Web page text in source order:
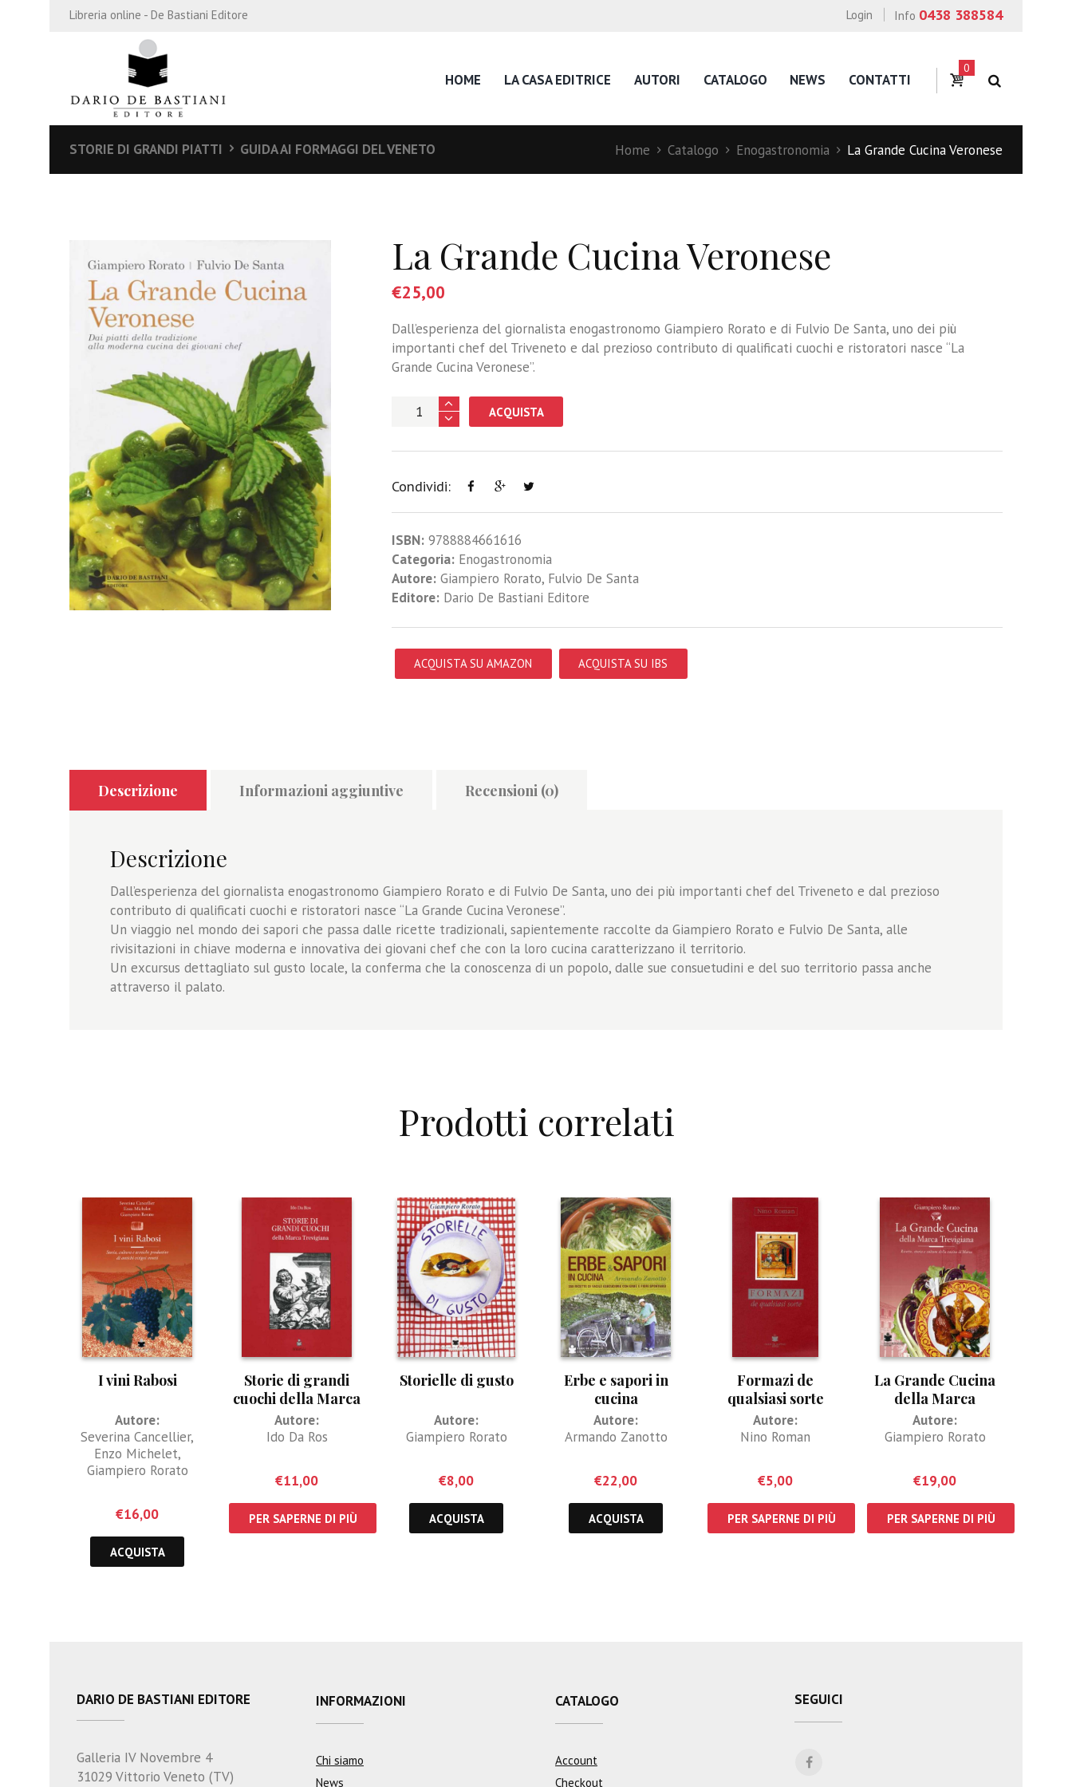
Libreria online - De Bastiani Editore Info 0438 388584
Login
HOME LA CASA EDITRICE AUTORI CATALOGO NEWS CONTATTI
0
STORIE DI GRANDI PIATTI GUIDA AI FORMAGGI DEL VENETO Home Catalogo Enogastronomia La Grande Cucina Veronese
La Grande Cucina Veronese
€25,00
Dall’esperienza del giornalista enogastronomo Giampiero Rorato e di Fulvio De Santa, uno dei più
importanti chef del Triveneto e dal prezioso contributo di qualificati cuochi e ristoratori nasce “La
Grande Cucina Veronese”.
ACQUISTA
Condividi:
ISBN: 9788884661616
Categoria: Enogastronomia
Autore: Giampiero Rorato, Fulvio De Santa
Editore:Dario De Bastiani Editore
ACQUISTA SU AMAZON ACQUISTA SU IBS
Descrizione Informazioni aggiuntive Recensioni (0)
Descrizione
Dall’esperienza del giornalista enogastronomo Giampiero Rorato e di Fulvio De Santa, uno dei più importanti chef del Triveneto e dal prezioso
contributo di qualificati cuochi e ristoratori nasce “La Grande Cucina Veronese”.
Un viaggio nel mondo dei sapori che passa dalle ricette tradizionali, sapientemente raccolte da Giampiero Rorato e Fulvio De Santa, alle
rivisitazioni in chiave moderna e innovativa dei giovani chef che con la loro cucina caratterizzano il territorio.
Un excursus dettagliato sul gusto locale, la conferma che la conoscenza di un popolo, dalle sue consuetudini e del suo territorio passa anche
attraverso il palato.
Prodotti correlati
I vini Rabosi
Autore:
Severina Cancellier,
Enzo Michelet,
Giampiero Rorato
€16,00
ACQUISTA
Storie di grandi
cuochi della Marca
Trevigiana
Autore:
Ido Da Ros
€11,00
PER SAPERNE DI PIÙ
Storielle di gusto
Autore:
Giampiero Rorato
€8,00
ACQUISTA
Erbe e sapori in
cucina
Autore:
Armando Zanotto
€22,00
ACQUISTA
Formazi de
qualsiasi sorte
Autore:
Nino Roman
€5,00
PER SAPERNE DI PIÙ
La Grande Cucina
della Marca
Trevigiana
Autore:
Giampiero Rorato
€19,00
PER SAPERNE DI PIÙ
DARIO DE BASTIANI EDITORE
Galleria IV Novembre 4
31029 Vittorio Veneto (TV)
INFORMAZIONI
Chi siamo
News
CATALOGO
Account
Checkout
SEGUICI